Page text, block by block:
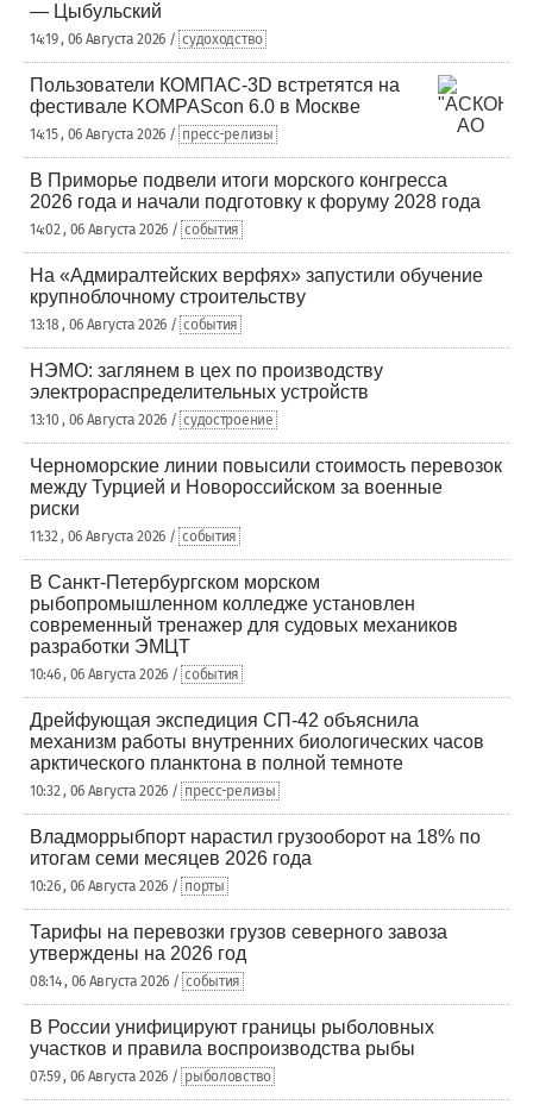
— Цыбульский
14:19 , 06 Августа 2026 / судоходство
Пользователи КОМПАС-3D встретятся на
фестивале KOMPAScon 6.0 в Москве
14:15 , 06 Августа 2026 / пресс-релизы
В Приморье подвели итоги морского конгресса
2026 года и начали подготовку к форуму 2028 года
14:02 , 06 Августа 2026 / события
На «Адмиралтейских верфях» запустили обучение
крупноблочному строительству
13:18 , 06 Августа 2026 / события
НЭМО: заглянем в цех по производству
электрораспределительных устройств
13:10 , 06 Августа 2026 / судостроение
Черноморские линии повысили стоимость перевозок
между Турцией и Новороссийском за военные
риски
11:32 , 06 Августа 2026 / события
В Санкт-Петербургском морском
рыбопромышленном колледже установлен
современный тренажер для судовых механиков
разработки ЭМЦТ
10:46 , 06 Августа 2026 / события
Дрейфующая экспедиция СП-42 объяснила
механизм работы внутренних биологических часов
арктического планктона в полной темноте
10:32 , 06 Августа 2026 / пресс-релизы
Владморрыбпорт нарастил грузооборот на 18% по
итогам семи месяцев 2026 года
10:26 , 06 Августа 2026 / порты
Тарифы на перевозки грузов северного завоза
утверждены на 2026 год
08:14 , 06 Августа 2026 / события
В России унифицируют границы рыболовных
участков и правила воспроизводства рыбы
07:59 , 06 Августа 2026 / рыболовство